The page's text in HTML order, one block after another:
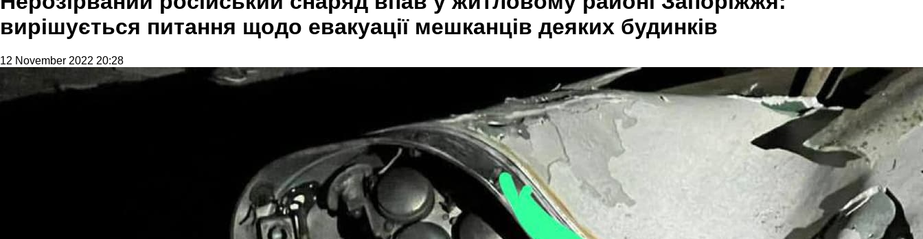
вирішується питання щодо евакуації мешканців деяких будинків
12 November 2022 20:28